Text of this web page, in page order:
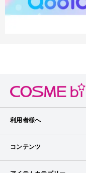
利用者様へ
メンバーログイン
コンテンツ
ランキング